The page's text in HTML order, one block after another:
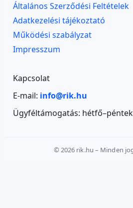
Általános Szerződési Feltételek
Adatkezelési tájékoztató
Működési szabályzat
Impresszum
Kapcsolat
E-mail: info@rik.hu
Ügyféltámogatás:
© 2026 rik.hu – Minden